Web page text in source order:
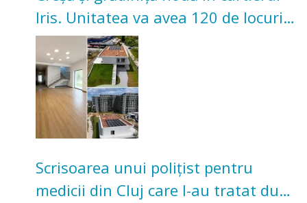
Iris. Unitatea va avea 120 de locuri
pentru copii
Scrisoarea unui polițist pentru
medicii din Cluj care l-au tratat după